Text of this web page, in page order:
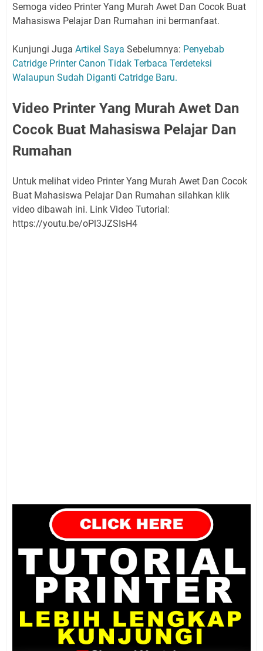
Semoga video Printer Yang Murah Awet Dan Cocok Buat
Mahasiswa Pelajar Dan Rumahan ini bermanfaat.
Kunjungi Juga Artikel Saya Sebelumnya: Penyebab
Catridge Printer Canon Tidak Terbaca Terdeteksi
Walaupun Sudah Diganti Catridge Baru.
Video Printer Yang Murah Awet Dan
Cocok Buat Mahasiswa Pelajar Dan
Rumahan
Untuk melihat video Printer Yang Murah Awet Dan Cocok
Buat Mahasiswa Pelajar Dan Rumahan silahkan klik
video dibawah ini. Link Video Tutorial:
https://youtu.be/oPl3JZSIsH4